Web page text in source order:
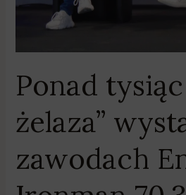
Ponad
żelaza”
zawodach
Ironman